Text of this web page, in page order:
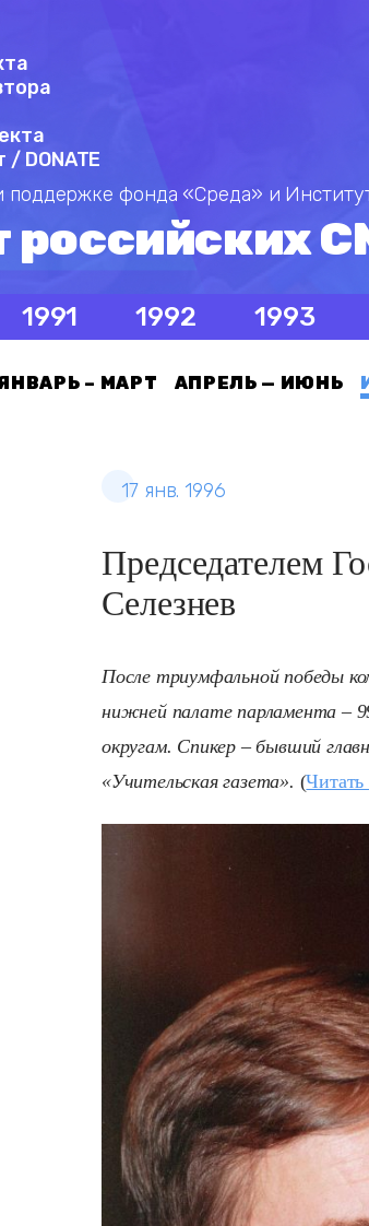
DONATE
поддержке фонда «Среда» и
российских
1991 1992 1993
– МАРТ АПРЕЛЬ — ИЮНЬ
17 янв. 1996
Председателем
Селезнев
После триумфальной победы
нижней палате парламента –
округам. Спикер – бывший
«Учительская газета». (Читать